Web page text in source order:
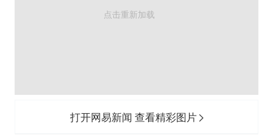
打开网易新闻 查看精彩图片